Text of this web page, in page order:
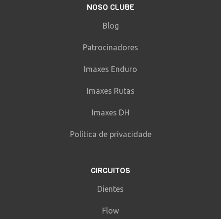
NOSO CLUBE
Blog
Patrocinadores
Imaxes Enduro
Imaxes Rutas
Imaxes DH
Política de privacidade
CIRCUITOS
Dientes
Flow